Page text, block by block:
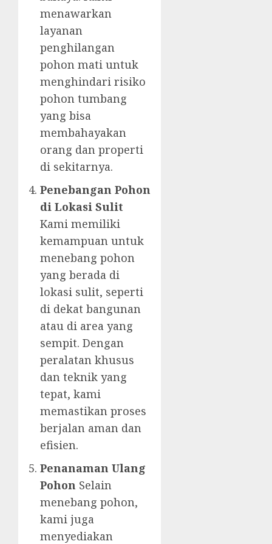
menawarkan
layanan
penghilangan
pohon mati untuk
menghindari risiko
pohon tumbang
yang bisa
membahayakan
orang dan properti
di sekitarnya.
Penebangan Pohon
di Lokasi Sulit
Kami memiliki
kemampuan untuk
menebang pohon
yang berada di
lokasi sulit, seperti
di dekat bangunan
atau di area yang
sempit. Dengan
peralatan khusus
dan teknik yang
tepat, kami
memastikan proses
berjalan aman dan
efisien.
Penanaman Ulang
Pohon Selain
menebang pohon,
kami juga
menyediakan